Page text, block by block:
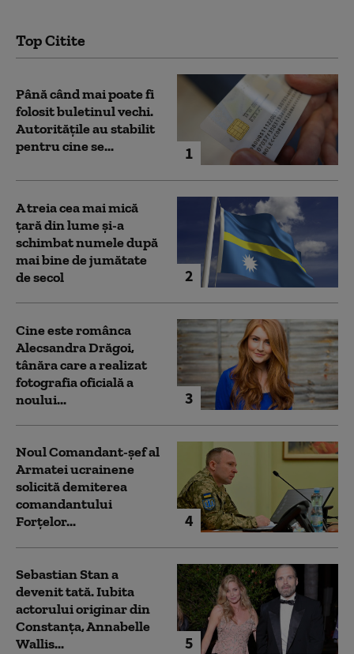
Top Citite
1
Până când mai poate fi
folosit buletinul vechi.
Autoritățile au stabilit
pentru cine se...
2
A treia cea mai mică
țară din lume și-a
schimbat numele după
mai bine de jumătate
de secol
3
Cine este românca
Alecsandra Drăgoi,
tânăra care a realizat
fotografia oficială a
noului...
4
Noul Comandant-șef al
Armatei ucrainene
solicită demiterea
comandantului
Forțelor...
5
Sebastian Stan a
devenit tată. Iubita
actorului originar din
Constanța, Annabelle
Wallis...